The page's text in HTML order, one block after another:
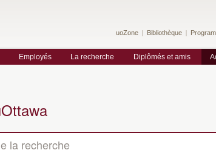
uoZone Bibliothèque
Employés La recherche Diplômés et amis
la recherche